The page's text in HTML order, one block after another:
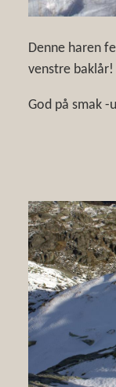
Denne haren
venstre baklår!
God på smak -